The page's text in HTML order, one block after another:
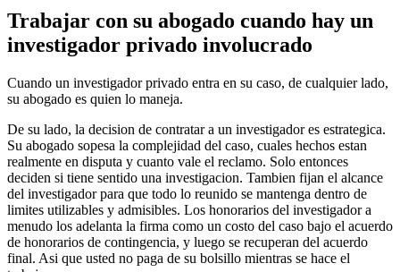
Trabajar con su abogado cuando hay un
investigador privado involucrado
Cuando un investigador privado entra en su caso, de cualquier lado,
su abogado es quien lo maneja.
De su lado, la decision de contratar a un investigador es estrategica.
Su abogado sopesa la complejidad del caso, cuales hechos estan
realmente en disputa y cuanto vale el reclamo. Solo entonces
deciden si tiene sentido una investigacion. Tambien fijan el alcance
del investigador para que todo lo reunido se mantenga dentro de
limites utilizables y admisibles. Los honorarios del investigador a
menudo los adelanta la firma como un costo del caso bajo el acuerdo
de honorarios de contingencia, y luego se recuperan del acuerdo
final. Asi que usted no paga de su bolsillo mientras se hace el